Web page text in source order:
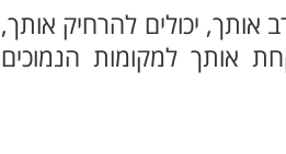
אותך, יכולים להרחיק אותך,
אותך למקומות הנמוכים